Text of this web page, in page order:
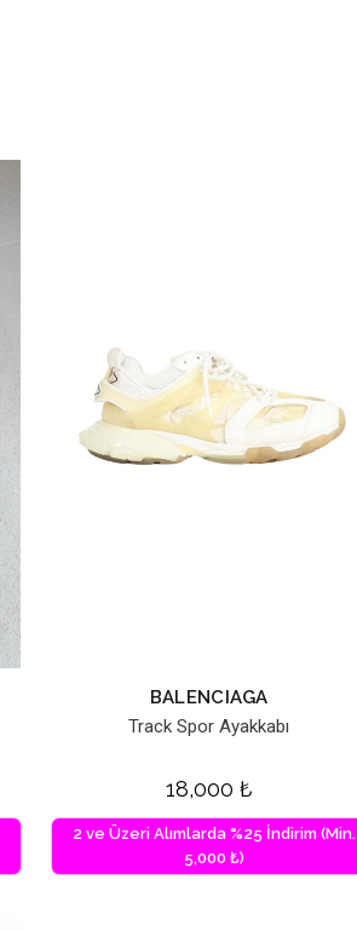
BALENCIAGA
Track Spor Ayakkabı
18,000 ₺
2 ve Üzeri Alımlarda %25 İndirim (Min.
5,000 ₺)